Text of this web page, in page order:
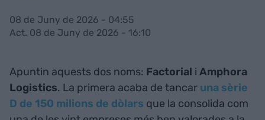
08 de Juny de 2026 - 04:55
Act. 08 de Juny de 2026 - 16:10
Apuntin aquests dos noms: Factorial i Amphora
Logistics. La primera acaba de tancar una sèrie
D de 150 milions de dòlars que la consolida com